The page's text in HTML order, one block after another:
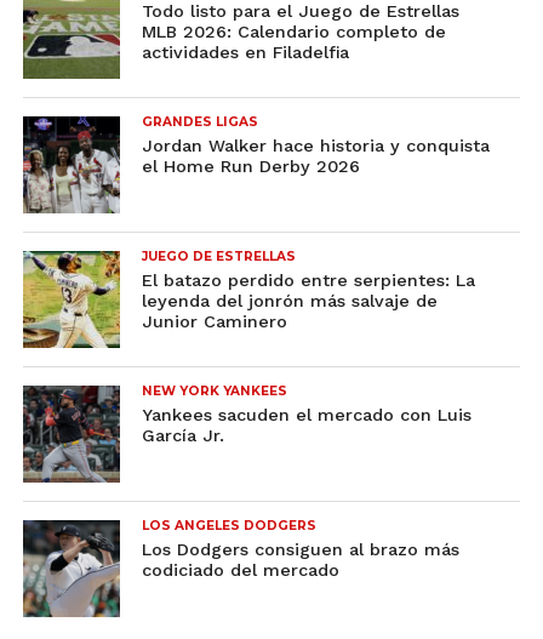
Todo listo para el Juego de Estrellas
MLB 2026: Calendario completo de
actividades en Filadelfia
GRANDES LIGAS
Jordan Walker hace historia y conquista
el Home Run Derby 2026
JUEGO DE ESTRELLAS
El batazo perdido entre serpientes: La
leyenda del jonrón más salvaje de
Junior Caminero
NEW YORK YANKEES
Yankees sacuden el mercado con Luis
García Jr.
LOS ANGELES DODGERS
Los Dodgers consiguen al brazo más
codiciado del mercado